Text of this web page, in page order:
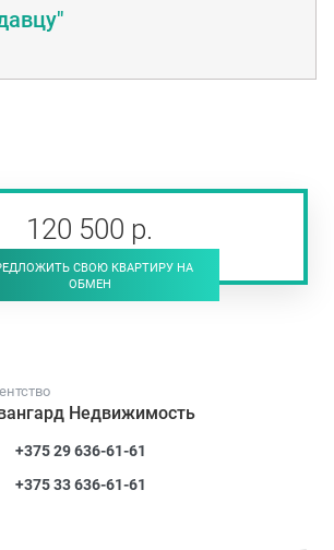
120 500 р.
СВОЮ КВАРТИРУ НА
ОБМЕН
Недвижимость
+375 29 636-61-61
+375 33 636-61-61